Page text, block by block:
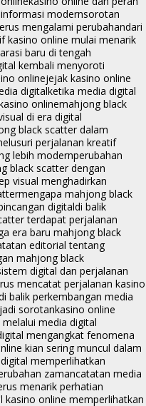
modernsorotan
mengalami perubahandari
kasino online mulai menarik
baru di tengah
kembali menyoroti
onlinejejak kasino online
digitalketika media digital
onlinemahjong black
di era digital
black scatter dalam
perjalanan kreatif
lebih modernperubahan
black scatter dengan
visual menghadirkan
mengapa mahjong black
digitaldi balik
terdapat perjalanan
era baru mahjong black
editorial tentang
mahjong black
digital dan perjalanan
mencatat perjalanan kasino
balik perkembangan media
sorotankasino online
media digital
mengangkat fenomena
kian sering muncul dalam
memperlihatkan
zamancatatan media
menarik perhatian
kasino online memperlihatkan